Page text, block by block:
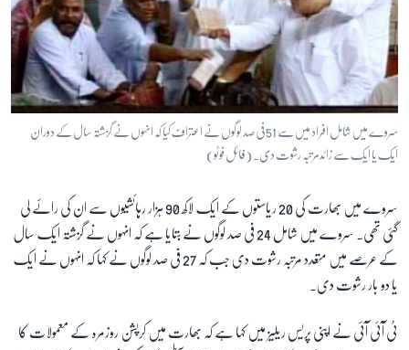
سروے میں شامل افراد میں سے 51 فی صد لوگوں نے اعتراف کیا کہ انہوں نے گزشتہ سال کے دوران
ایک یا ایک سے زائد مرتبہ رشوت دی۔ (فائل فوٹو)
سروے میں بھارت کی 20 ریاستوں کے ایک لاکھ 90 ہزار رہائشیوں سے ان کی رائے لی
گئی تھی۔ سروے میں شامل 24 فی صد لوگوں نے بتایا ہے کہ انہوں نے گزشتہ ایک سال
کے عرصے میں متعدد مرتبہ رشوت دی جب کہ 27 فی صد لوگوں نے کہا کہ انہوں نے ایک
یا دو بار رشوت دی۔
ٹی آئی آئی نے اپنی پریس ریلیز میں کہا ہے کہ بھارت میں کرپشن روزمرہ کے معمولات کا